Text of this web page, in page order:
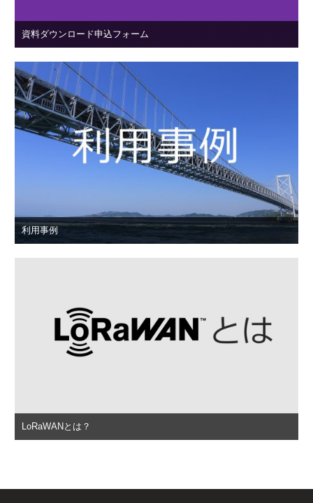
資料ダウンロード申込フォーム
利用事例
LoRaWANとは？